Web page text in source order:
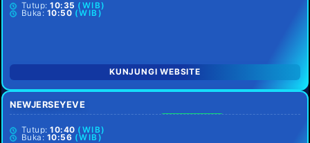
Tutup:10:35 (WIB)
Buka: 10:50 (WIB)
KUNJUNGI WEBSITE
NEWJERSEYEVE
Tutup:10:40 (WIB)
Buka: 10:56 (WIB)